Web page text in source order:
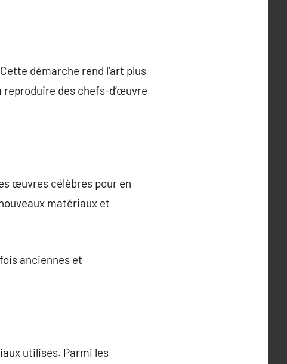
démarche rend l’art plus
des chefs-d’œuvre
œuvres célèbres pour en
matériaux et
anciennes et
utilisés. Parmi les